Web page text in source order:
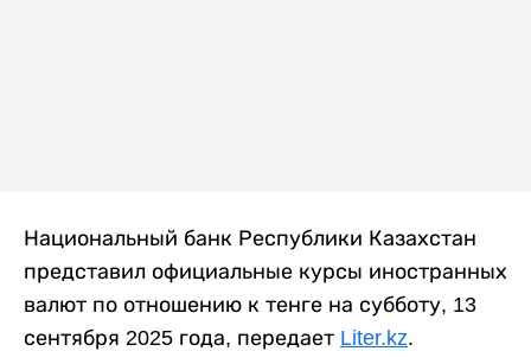
Национальный банк Республики Казахстан
представил официальные курсы иностранных
валют по отношению к тенге на субботу, 13
сентября 2025 года, передает Liter.kz.